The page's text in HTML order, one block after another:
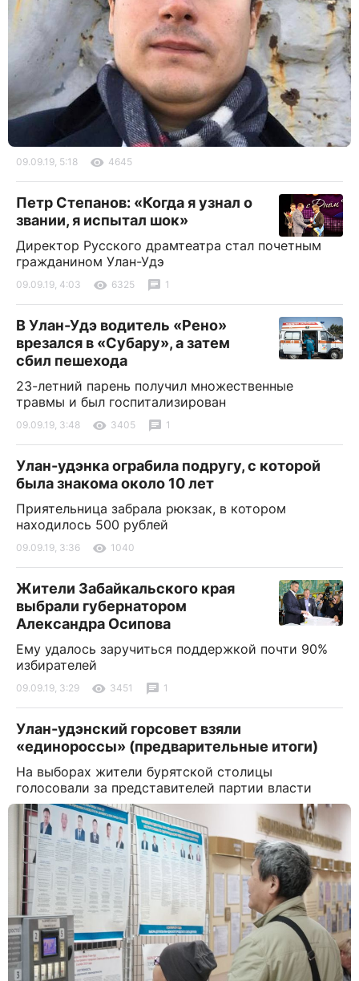
09.09.19, 5:18 4645
Петр Степанов: «Когда я узнал о
звании, я испытал шок»
Директор Русского драмтеатра стал почетным
гражданином Улан-Удэ
09.09.19, 4:03 6325 1
В Улан-Удэ водитель «Рено»
врезался в «Субару», а затем
сбил пешехода
23-летний парень получил множественные
травмы и был госпитализирован
09.09.19, 3:48 3405 1
Улан-удэнка ограбила подругу, с которой
была знакома около 10 лет
Приятельница забрала рюкзак, в котором
находилось 500 рублей
09.09.19, 3:36 1040
Жители Забайкальского края
выбрали губернатором
Александра Осипова
Ему удалось заручиться поддержкой почти 90%
избирателей
09.09.19, 3:29 3451 1
Улан-удэнский горсовет взяли
«единороссы» (предварительные итоги)
На выборах жители бурятской столицы
голосовали за представителей партии власти